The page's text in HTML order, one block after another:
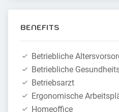
BENEFITS
Betriebliche
Betriebliche
Betriebsarzt
Ergonomische
Homeoffice